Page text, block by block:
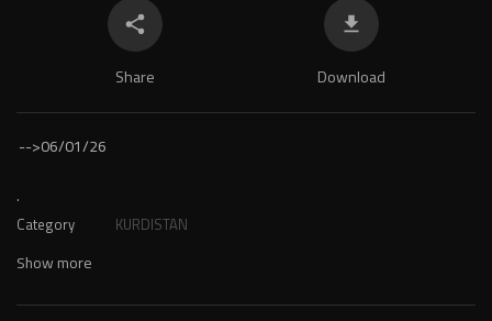
Share Download
-->06/01/26
.
Category KURDISTAN
Show more